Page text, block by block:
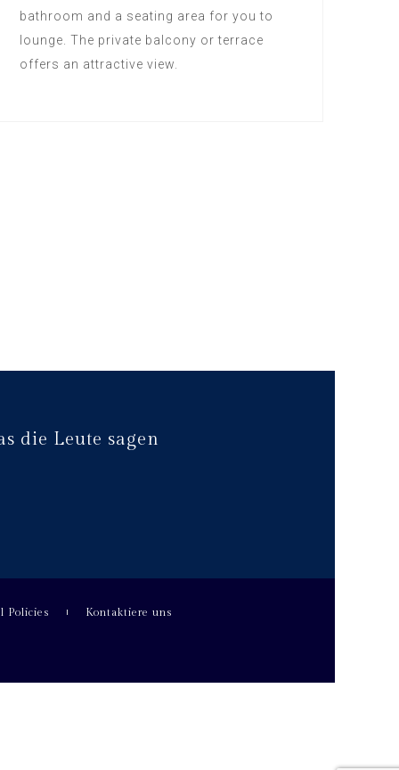
bathroom and a seating area for you to
lounge. The private balcony or terrace
offers an attractive view.
die Leute sagen
Policies Kontaktiere uns